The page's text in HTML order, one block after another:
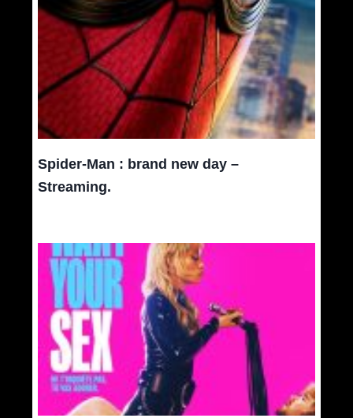
Spider-Man : brand new day –
Streaming.